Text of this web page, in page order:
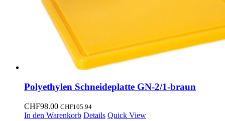
Polyethylen Schneideplatte GN-2/1-braun
CHF98.00 CHF105.94
In den Warenkorb Details Quick View